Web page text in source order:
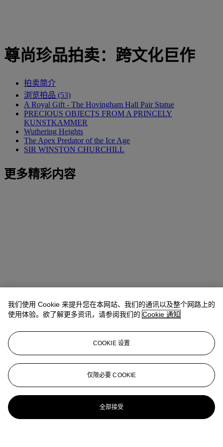
尊尚珍品拍卖：跨文化巨作
拍卖简介
浏览拍品 (53)
A Royal Gift - The Hovingham Hall Pair Statue
PRECIOUS OBJECTS FROM A PRINCELY
KUNSTKAMMER
Wuthering Heights
The Apex Predator of the Ice Age
SIR WINSTON CHURCHILL
更多精彩内容
我们使用 Cookie 来提升您在本网站、我们的通讯以及整个网路上的
使用体验。欲了解更多资讯，请参阅我们的 Cookie 通知
COOKIE 设置
仅限必要 COOKIE
全部接受